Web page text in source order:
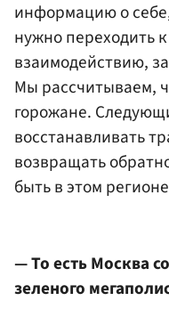
информацию о
нужно переходить
взаимодействию,
Мы рассчитываем,
горожане.
восстанавливать
возвращать
быть в этом
— То есть Москва
зеленого